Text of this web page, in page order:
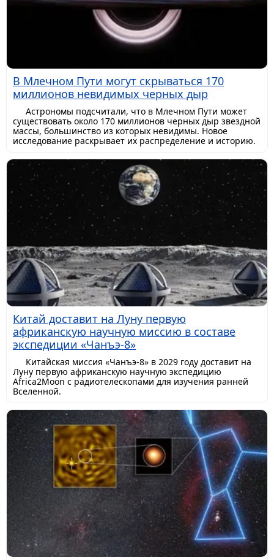
В Млечном Пути могут скрываться 170
миллионов невидимых черных дыр
Астрономы подсчитали, что в Млечном Пути может
существовать около 170 миллионов черных дыр звездной
массы, большинство из которых невидимы. Новое
исследование раскрывает их распределение и историю.
Китай доставит на Луну первую
африканскую научную миссию в составе
экспедиции «Чанъэ-8»
Китайская миссия «Чанъэ-8» в 2029 году доставит на
Луну первую африканскую научную экспедицию
Africa2Moon с радиотелескопами для изучения ранней
Вселенной.